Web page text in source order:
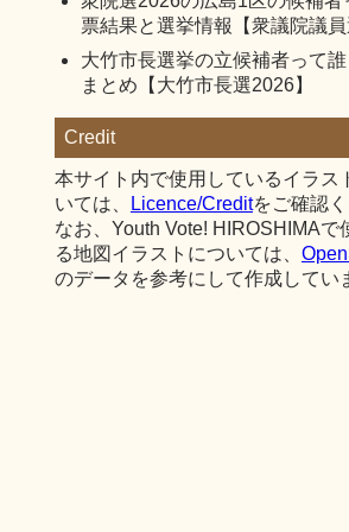
票結果と選挙情報【衆議院議員
大竹市長選挙の立候補者って
まとめ【大竹市長選2026】
Credit
本サイト内で使用しているイラス
いては、
Licence/Creditをご確認く
なお、Youth Vote! HIROSHIMAで
る地図イラストについては、
のデータを参考にして作成してい